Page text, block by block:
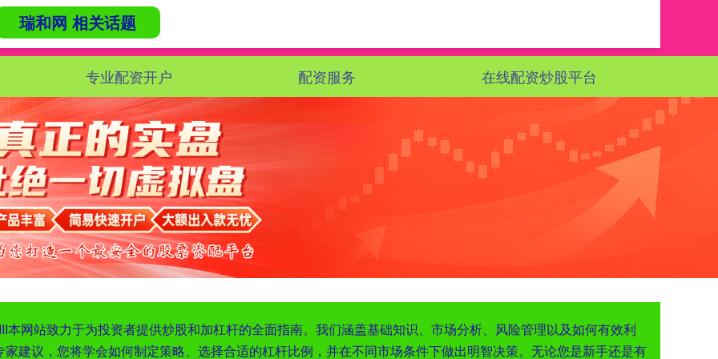
专业配资开户 配资服务 在线配资炒股平台
网站致力于为投资者提供炒股和加杠杆的全面指南。我们涵盖基础知识、市场分析、风险管理以及如何有效利
建议，您将学会如何制定策略、选择合适的杠杆比例，并在不同市场条件下做出明智决策。无论您是新手还是有
瑞和网 相关话题